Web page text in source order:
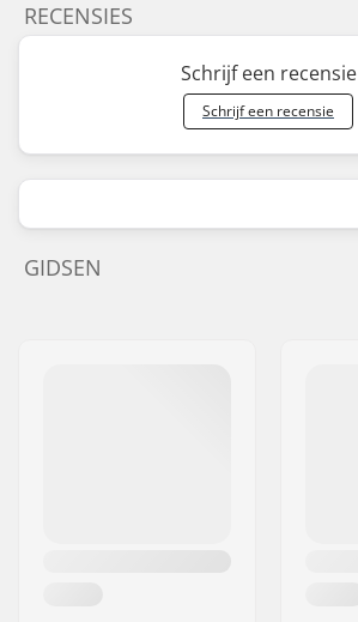
RECENSIES
Schrijf een recensie
Schrijf een recensie
GIDSEN